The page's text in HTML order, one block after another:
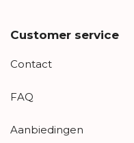
Customer service
Contact
FAQ
Aanbiedingen